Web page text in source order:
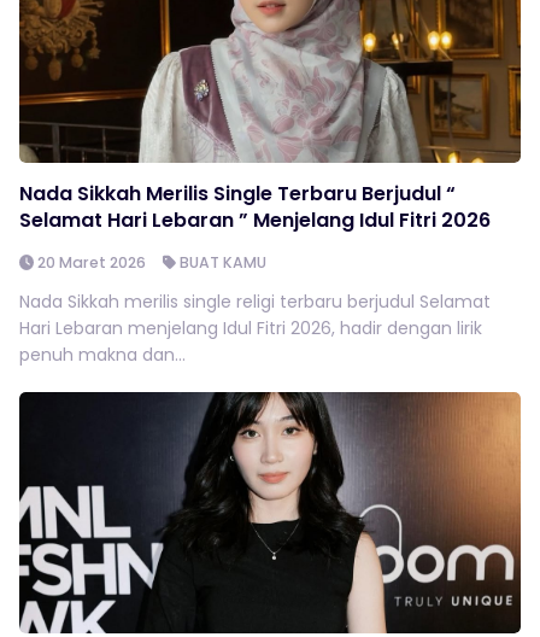
Nada Sikkah Merilis Single Terbaru Berjudul “
Selamat Hari Lebaran ” Menjelang Idul Fitri 2026
20 Maret 2026 BUAT KAMU
Nada Sikkah merilis single religi terbaru berjudul Selamat
Hari Lebaran menjelang Idul Fitri 2026, hadir dengan lirik
penuh makna dan...